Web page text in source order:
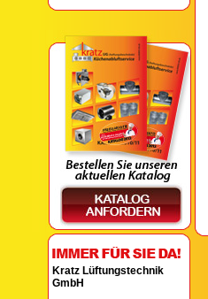
Kratz Lüftungstechnik
GmbH